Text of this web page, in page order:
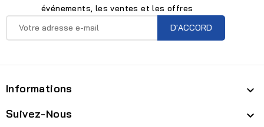
événements, les ventes et les offres
Informations 
Suivez-Nous 